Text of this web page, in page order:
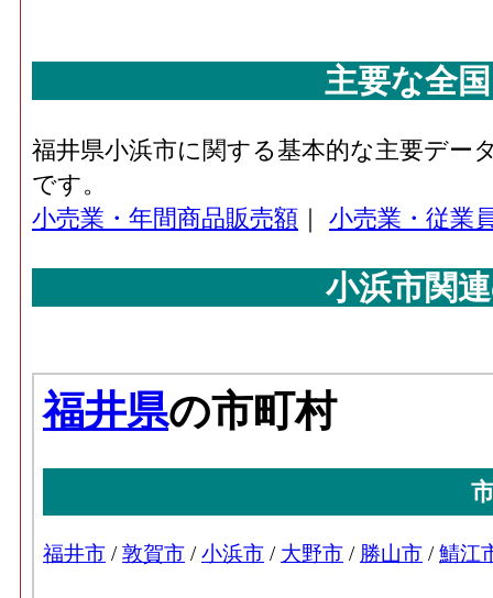
主要な全
福井県小浜市に関する基本的な主要デ
です。
小売業・年間商品販売額 ｜ 小売業・従業
小浜市関